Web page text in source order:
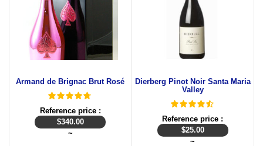
Armand de Brignac Brut Rosé
Reference price :
$340.00
~
Dierberg Pinot Noir Santa Maria
Valley
Reference price :
$25.00
~